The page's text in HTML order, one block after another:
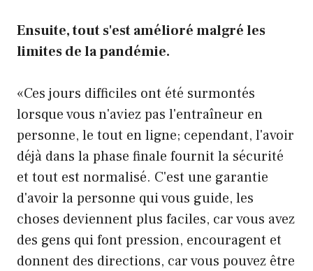
Ensuite, tout s'est amélioré malgré les
limites de la pandémie.
«Ces jours difficiles ont été surmontés
lorsque vous n'aviez pas l'entraîneur en
personne, le tout en ligne; cependant, l'avoir
déjà dans la phase finale fournit la sécurité
et tout est normalisé. C'est une garantie
d'avoir la personne qui vous guide, les
choses deviennent plus faciles, car vous avez
des gens qui font pression, encouragent et
donnent des directions, car vous pouvez être